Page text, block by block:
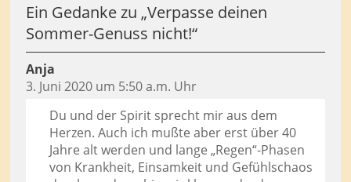
Ein Gedanke zu „Verpasse deinen
Sommer-Genuss nicht!“
Anja
3. Juni 2020 um 5:50 a.m. Uhr
Du und der Spirit sprecht mir aus dem
Herzen. Auch ich mußte aber erst über 40
Jahre alt werden und lange „Regen“-Phasen
von Krankheit, Einsamkeit und Gefühlschaos